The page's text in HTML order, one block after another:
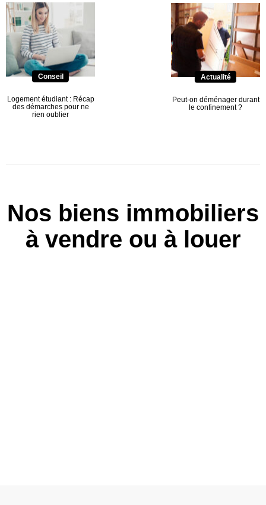
Conseil
Logement étudiant : Récap
des démarches pour ne
rien oublier
Actualité
Peut-on déménager durant
le confinement ?
Nos biens immobiliers
à vendre ou à louer